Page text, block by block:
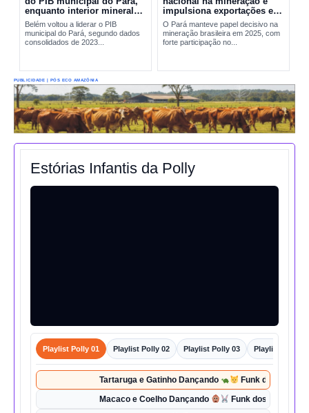
enquanto interior mineral
mantém peso decisivo na
economia
Belém voltou a liderar o PIB
municipal do Pará, segundo dados
consolidados de 2023...
impulsiona exportações em
2025
O Pará manteve papel decisivo na
mineração brasileira em 2025, com
forte participação no...
PUBLICIDADE | PÓS ECO AMAZÔNIA
Estórias Infantis da Polly
Playlist Polly 01 Playlist Polly 02 Playlist Polly 03 Playlist Polly
Tartaruga e Gatinho Dançando Funk dos
Macaco e Coelho Dançando Funk dos